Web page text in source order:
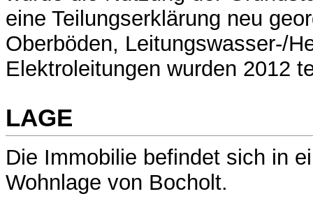
eine Teilungserklärung neu
Oberböden, Leitungswasser-/
Elektroleitungen wurden 2012
LAGE
Die Immobilie befindet sich in
Wohnlage von Bocholt.